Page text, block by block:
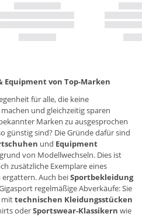
Equipment von Top-Marken
für alle, die keine
und gleichzeitig sparen
Marken zu ausgesprochen
günstig sind? Die Gründe dafür sind
und Equipment
von Modellwechseln. Dies ist
zusätzliche Exemplare eines
Auch beiSportbekleidung
regelmäßige Abverkäufe: Sie
mittechnischen Kleidungsstücken
oderSportswear-Klassikern wie